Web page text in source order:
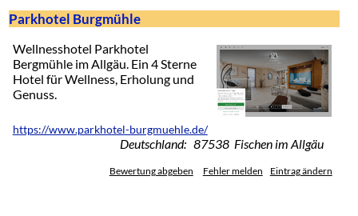
Parkhotel Burgmühle
Wellnesshotel Parkhotel
Bergmühle im Allgäu. Ein 4 Sterne
Hotel für Wellness, Erholung und
Genuss.
https://www.parkhotel-burgmuehle.de/
Deutschland: 87538 Fischen im Allgäu
Bewertung abgeben Fehler melden Eintrag ändern